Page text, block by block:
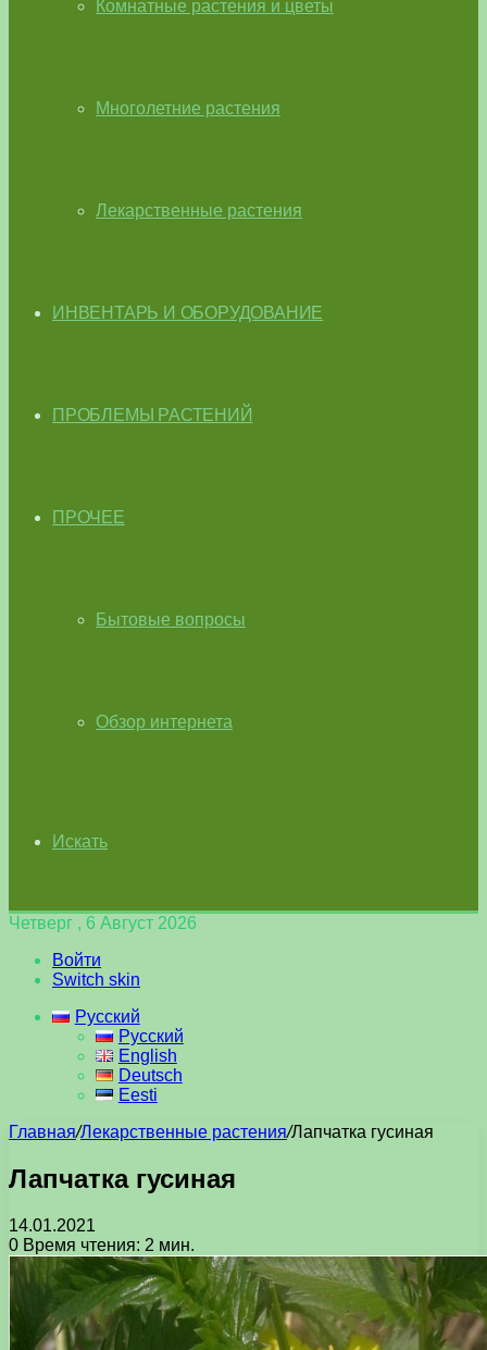
Комнатные растения и цветы
Многолетние растения
Лекарственные растения
ИНВЕНТАРЬ И ОБОРУДОВАНИЕ
ПРОБЛЕМЫ РАСТЕНИЙ
ПРОЧЕЕ
Бытовые вопросы
Обзор интернета
Искать
Четверг , 6 Август 2026
Войти
Switch skin
Русский
Русский
English
Deutsch
Eesti
Главная/Лекарственные растения/Лапчатка гусиная
Лапчатка гусиная
14.01.2021
0 Время чтения: 2 мин.